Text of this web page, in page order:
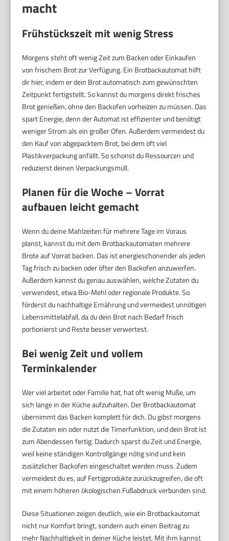
macht
Frühstückszeit mit wenig Stress
Morgens steht oft wenig Zeit zum Backen oder Einkaufen
von frischem Brot zur Verfügung. Ein Brotbackautomat hilft
dir hier, indem er dein Brot automatisch zum gewünschten
Zeitpunkt fertigstellt. So kannst du morgens direkt frisches
Brot genießen, ohne den Backofen vorheizen zu müssen. Das
spart Energie, denn der Automat ist effizienter und benötigt
weniger Strom als ein großer Ofen. Außerdem vermeidest du
den Kauf von abgepacktem Brot, bei dem oft viel
Plastikverpackung anfällt. So schonst du Ressourcen und
reduzierst deinen Verpackungsmüll.
Planen für die Woche – Vorrat
aufbauen leicht gemacht
Wenn du deine Mahlzeiten für mehrere Tage im Voraus
planst, kannst du mit dem Brotbackautomaten mehrere
Brote auf Vorrat backen. Das ist energieschonender als jeden
Tag frisch zu backen oder öfter den Backofen anzuwerfen.
Außerdem kannst du genau auswählen, welche Zutaten du
verwendest, etwa Bio-Mehl oder regionale Produkte. So
förderst du nachhaltige Ernährung und vermeidest unnötigen
Lebensmittelabfall, da du dein Brot nach Bedarf frisch
portionierst und Reste besser verwertest.
Bei wenig Zeit und vollem
Terminkalender
Wer viel arbeitet oder Familie hat, hat oft wenig Muße, um
sich lange in der Küche aufzuhalten. Der Brotbackautomat
übernimmt das Backen komplett für dich. Du gibst morgens
die Zutaten ein oder nutzt die Timerfunktion, und dein Brot ist
zum Abendessen fertig. Dadurch sparst du Zeit und Energie,
weil keine ständigen Kontrollgänge nötig sind und kein
zusätzlicher Backofen eingeschaltet werden muss. Zudem
vermeidest du es, auf Fertigprodukte zurückzugreifen, die oft
mit einem höheren ökologischen Fußabdruck verbunden sind.
Diese Situationen zeigen deutlich, wie ein Brotbackautomat
nicht nur Komfort bringt, sondern auch einen Beitrag zu
mehr Nachhaltigkeit in deiner Küche leistet. Mit ihm kannst